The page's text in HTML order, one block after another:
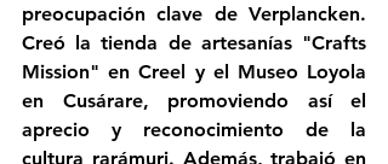
preocupación clave de Verplancken.
Creó la tienda de artesanías "Crafts
Mission" en Creel y el Museo Loyola
en Cusárare, promoviendo así el
aprecio y reconocimiento de la
cultura rarámuri. Además, trabajó en